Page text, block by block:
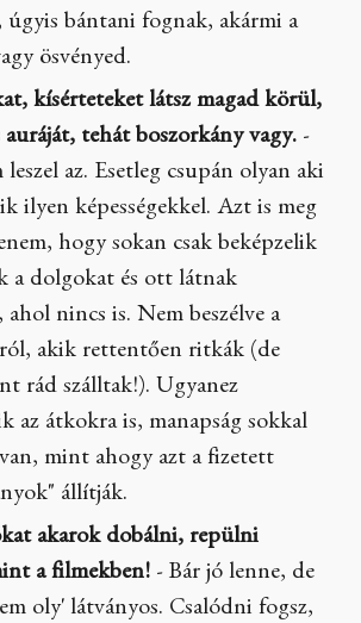
úgyis bántani fognak, akármi a
ösvényed.
kísérteteket látsz magad körül,
auráját, tehát boszorkány vagy. -
az. Esetleg csupán olyan aki
ilyen képességekkel. Azt is meg
hogy sokan csak beképzelik
a dolgokat és ott látnak
nincs is. Nem beszélve a
akik rettentően ritkák (de
rád szálltak!). Ugyanez
az átkokra is, manapság sokkal
mint ahogy azt a fizetett
állítják.
akarok dobálni, repülni
a filmekben! - Bár jó lenne, de
oly' látványos. Csalódni fogsz,